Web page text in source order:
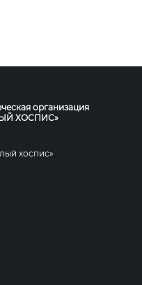
организация
ХОСПИС»
хоспис»